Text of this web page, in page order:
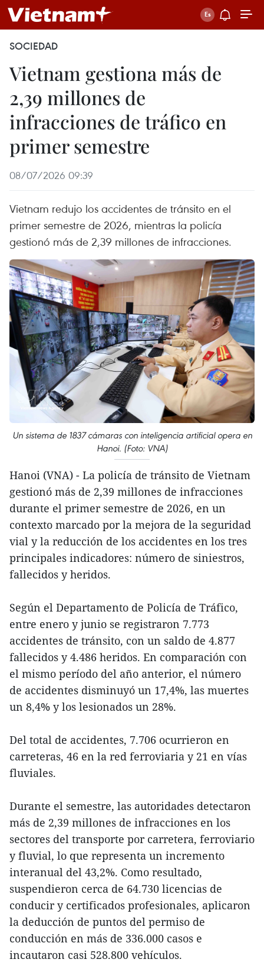
SOCIEDAD
Vietnam gestiona más de
2,39 millones de
infracciones de tráfico en
primer semestre
08/07/2026 09:39
Vietnam redujo los accidentes de tránsito en el
primer semestre de 2026, mientras la policía
gestionó más de 2,39 millones de infracciones.
Un sistema de 1837 cámaras con inteligencia artificial opera en
Hanoi. (Foto: VNA)
Hanoi (VNA) - La policía de tránsito de Vietnam
gestionó más de 2,39 millones de infracciones
durante el primer semestre de 2026, en un
contexto marcado por la mejora de la seguridad
vial y la reducción de los accidentes en los tres
principales indicadores: número de siniestros,
fallecidos y heridos.
Según el Departamento de Policía de Tráfico,
entre enero y junio se registraron 7.773
accidentes de tránsito, con un saldo de 4.877
fallecidos y 4.486 heridos. En comparación con
el mismo período del año anterior, el número
de accidentes disminuyó un 17,4%, las muertes
un 8,4% y los lesionados un 28%.
Del total de accidentes, 7.706 ocurrieron en
carreteras, 46 en la red ferroviaria y 21 en vías
fluviales.
Durante el semestre, las autoridades detectaron
más de 2,39 millones de infracciones en los
sectores del transporte por carretera, ferroviario
y fluvial, lo que representa un incremento
interanual del 43,2%. Como resultado,
suspendieron cerca de 64.730 licencias de
conducir y certificados profesionales, aplicaron
la deducción de puntos del permiso de
conducción en más de 336.000 casos e
incautaron casi 528.800 vehículos.